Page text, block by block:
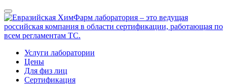
Услуги лаборатории
Цены
Для физ лиц
Сертификация